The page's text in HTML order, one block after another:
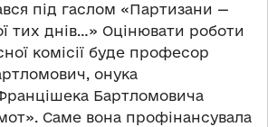
під гаслом «Партизани —
тих днів…» Оцінювати роботи
комісії буде професор
онука
Бартломовича
Саме вона профінансувала